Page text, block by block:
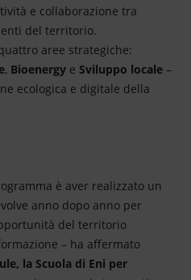
e collaborazione tra
del territorio.
aree strategiche:
, Bioenergy e Sviluppo locale –
ecologica e digitale della
è aver realizzato un
anno dopo anno per
del territorio
– ha affermato
la Scuola di Eni per